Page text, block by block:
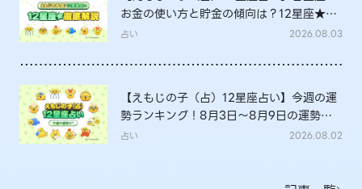
お金の使い方と貯金の傾向は？12星座★徹
底解説
占い 2026.08.03
【えもじの子（占）12星座占い】今週の運
勢ランキング！8月3日～8月9日の運勢
は？
占い 2026.08.02